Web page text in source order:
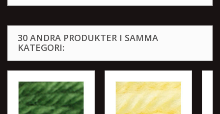
30 ANDRA PRODUKTER I SAMMA
KATEGORI: